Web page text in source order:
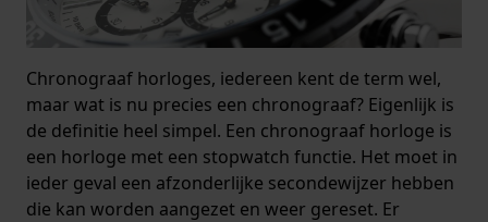
Chronograaf horloges, iedereen kent de term wel,
maar wat is nu precies een chronograaf? Eigenlijk is
de definitie heel simpel. Een chronograaf horloge is
een horloge met een stopwatch functie. Het moet in
ieder geval een afzonderlijke secondewijzer hebben
die kan worden aangezet en weer gereset. Er